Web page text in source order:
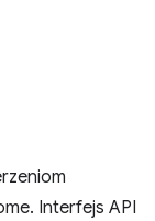
Interfejs API